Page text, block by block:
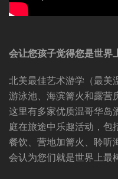
会让您孩子觉得您是世界
北美最佳艺术游学（最美
游泳池、海滨篝火和露营
这里有多家优质温哥华岛
庭在旅途中乐趣活动，包
餐饮、营地加篝火、聆听
会认为您们就是世界上最